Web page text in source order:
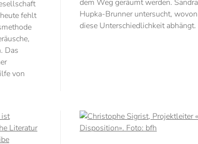
fehlt
Das
von
dem Weg geräumt werden. Sandra
Hupka-Brunner untersucht, wovon
diese Unterschiedlichkeit abhängt.